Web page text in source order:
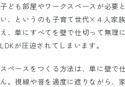
子ども部屋やワークスペースが必要
い、というのも子育て世代×４人家
え、単にすべてを壁で仕切って無理
LDKが圧迫されてしまいます。
スペースをつくる方法は、単に壁で
ん。視線や音を適度に遮りながら、